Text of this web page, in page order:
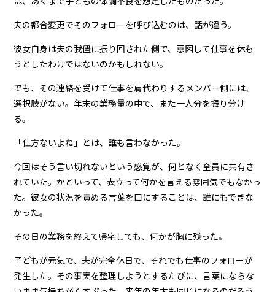
夫の都合変更でそのフォローを呼び込むのは、話が違う。
彼女自身は夫の我儘に振り回された側で、意図して仕事を休も
うとしたわけではないのかもしれない。
でも、その連絡を受けて仕事を肩代わりするメンバー側には、
選択肢がない。年末の業務量の中で、また一人分を振り分け
る。
「仕方ないよね」とは、誰も言わなかった。
今回はそう言い切れないという感覚が、何となく全員に共有さ
れていた。かといって、表立って何かを言える雰囲気でもなかっ
た。彼女の状況を責める言葉を口にすることは、誰にもできな
かった。
その日の業務を終えて帰宅しても、何かが胸に残った。
子どもが元気で、夫が完全休日で、それでも仕事のフォローが
発生した。その事実を整理しようとするたびに、言葉にならな